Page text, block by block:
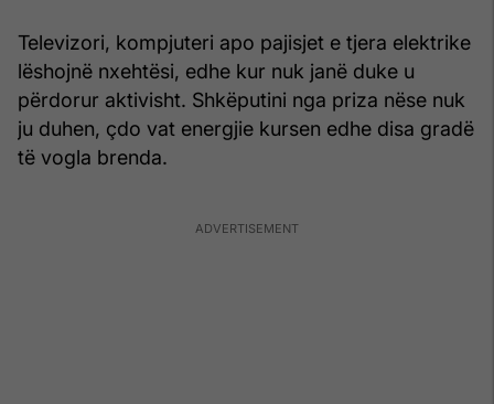
Televizori, kompjuteri apo pajisjet e tjera elektrike
lëshojnë nxehtësi, edhe kur nuk janë duke u
përdorur aktivisht. Shkëputini nga priza nëse nuk
ju duhen, çdo vat energjie kursen edhe disa gradë
të vogla brenda.